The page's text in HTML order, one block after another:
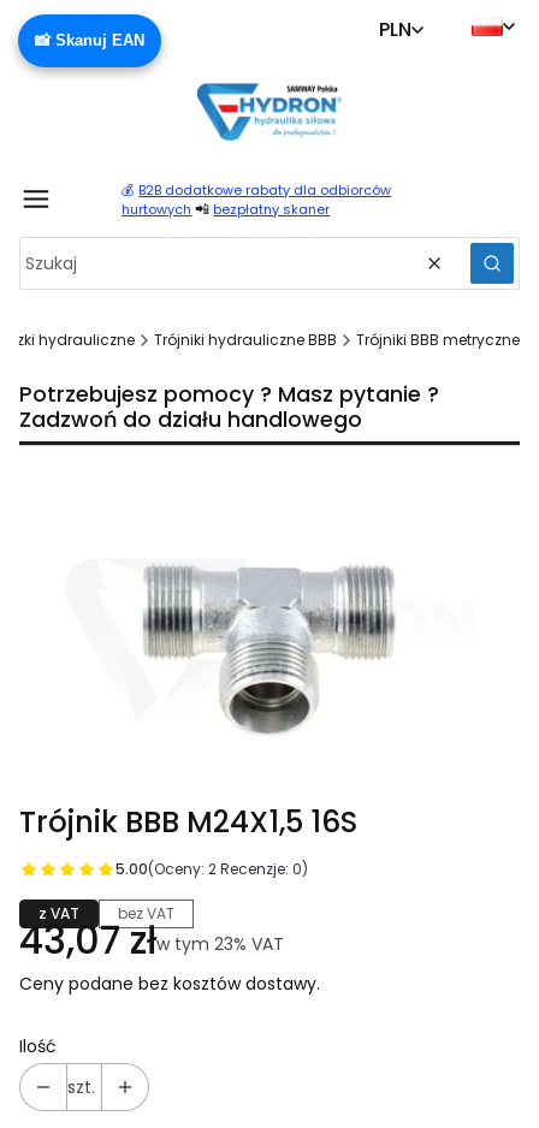
📸 Skanuj EAN PLN
💰 B2B dodatkowe rabaty dla odbiorców
hurtowych 📲 bezpłatny skaner
Wyczyść
hydrauliczne Trójniki hydrauliczne BBB Trójniki BBB metryczne
Potrzebujesz pomocy ? Masz pytanie ?
Zadzwoń do działu handlowego
Trójnik BBB M24X1,5 16S
5.00(Oceny: 2 Recenzje: 0)
z VAT bez VAT
Cena
43,07 złw tym 23% VAT
w tym 23% VAT
Ceny podane bez kosztów dostawy.
Ilość
szt.